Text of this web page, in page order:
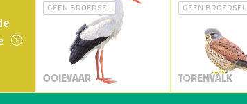
GEEN BROEDSEL
OOIEVAAR
GEEN BROEDSEL
TORENVALK